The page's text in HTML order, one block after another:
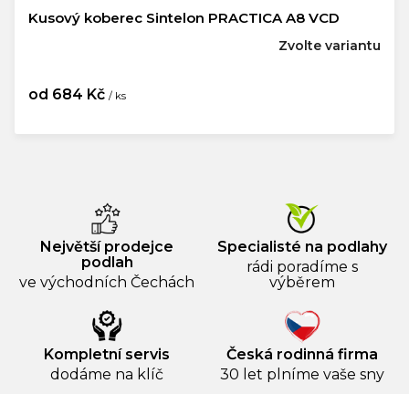
Kusový koberec Sintelon PRACTICA A8 VCD
od 684 Kč / ks
Zvolte variantu
Největší prodejce
podlah
ve východních Čechách
Specialisté na podlahy
rádi poradíme s
výběrem
Kompletní servis
dodáme na klíč
Česká rodinná firma
30 let plníme vaše sny